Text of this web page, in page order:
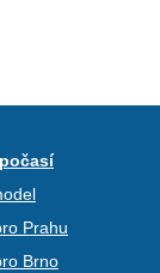
Prahu
Brno